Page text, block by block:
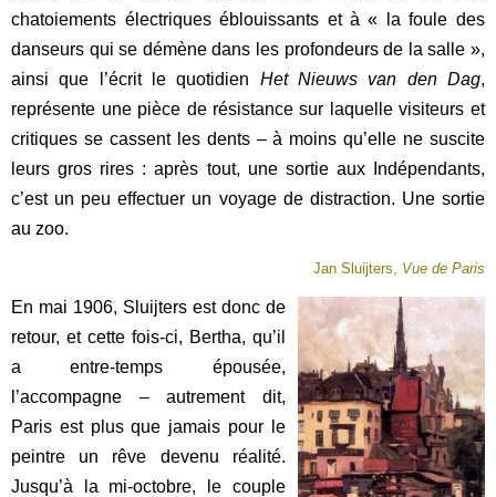
chatoiements électriques éblouissants et à « la foule des
danseurs qui se démène dans les profondeurs de la salle »,
ainsi que l’écrit le quotidien Het Nieuws van den Dag,
représente une pièce de résistance sur laquelle visiteurs et
critiques se cassent les dents – à moins qu’elle ne suscite
leurs gros rires : après tout, une sortie aux Indépendants,
c’est un peu effectuer un voyage de distraction. Une sortie
au zoo.
Jan Sluijters, Vue de Paris
En mai 1906, Sluijters est donc de
retour, et cette fois-ci, Bertha, qu’il
a entre-temps épousée,
l’accompagne – autrement dit,
Paris est plus que jamais pour le
peintre un rêve devenu réalité.
Jusqu’à la mi-octobre, le couple